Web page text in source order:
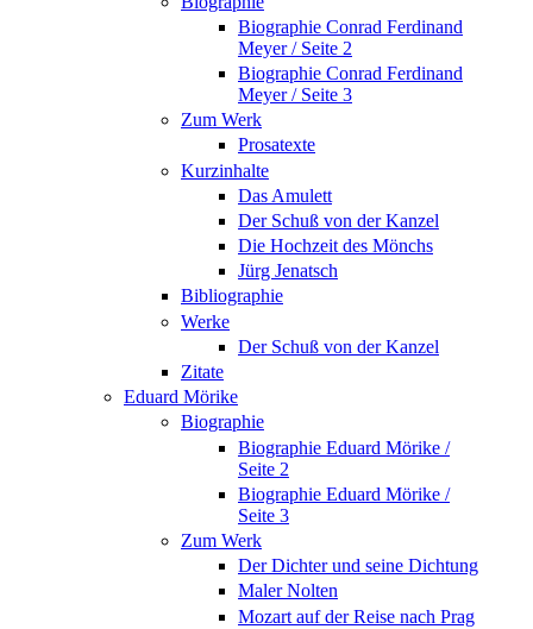
Biographie Conrad Ferdinand
Meyer / Seite 2
Biographie Conrad Ferdinand
Meyer / Seite 3
Zum Werk
Prosatexte
Kurzinhalte
Das Amulett
Der Schuß von der Kanzel
Die Hochzeit des Mönchs
Jürg Jenatsch
Bibliographie
Werke
Der Schuß von der Kanzel
Zitate
Eduard Mörike
Biographie
Biographie Eduard Mörike /
Seite 2
Biographie Eduard Mörike /
Seite 3
Zum Werk
Der Dichter und seine Dichtung
Maler Nolten
Mozart auf der Reise nach Prag